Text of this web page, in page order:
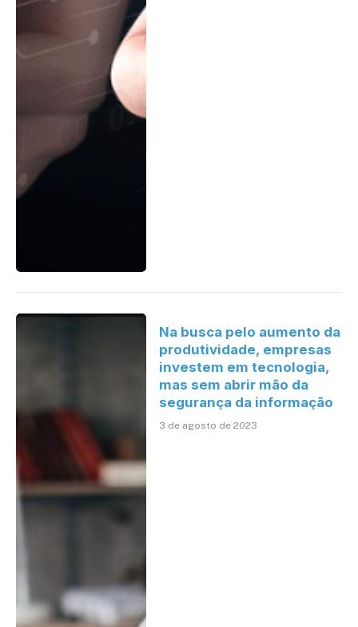
Na busca pelo aumento da
produtividade, empresas
investem em tecnologia,
mas sem abrir mão da
segurança da informação
3 de agosto de 2023